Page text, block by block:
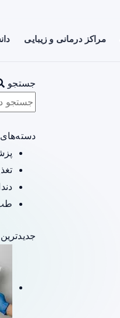
مراکز درمانی و زیبایی
جستجو